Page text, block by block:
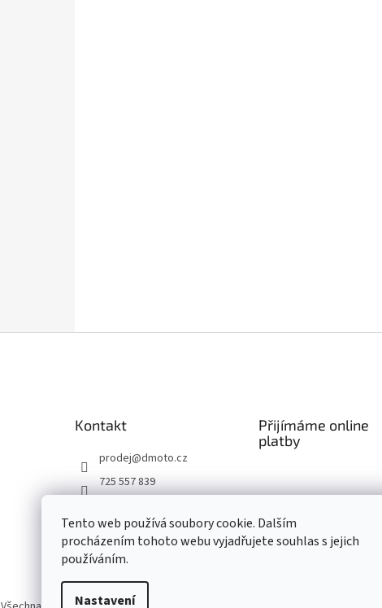
Tento web používá soubory cookie. Dalším
procházením tohoto webu vyjadřujete souhlas s jejich
používáním.
Nastavení
Kontakt
prodej@dmoto.cz
725 557 839
dmoto.cz
YouTube DMOTO
Přijímáme online
platby